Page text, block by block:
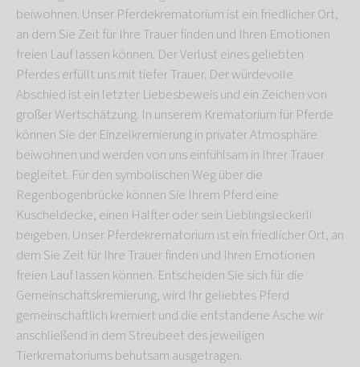
beiwohnen. Unser Pferdekrematorium ist ein friedlicher Ort,
an dem Sie Zeit für Ihre Trauer finden und Ihren Emotionen
freien Lauf lassen können. Der Verlust eines geliebten
Pferdes erfüllt uns mit tiefer Trauer. Der würdevolle
Abschied ist ein letzter Liebesbeweis und ein Zeichen von
großer Wertschätzung. In unserem Krematorium für Pferde
können Sie der Einzelkremierung in privater Atmosphäre
beiwohnen und werden von uns einfühlsam in Ihrer Trauer
begleitet. Für den symbolischen Weg über die
Regenbogenbrücke können Sie Ihrem Pferd eine
Kuscheldecke, einen Halfter oder sein Lieblingsleckerli
beigeben. Unser Pferdekrematorium ist ein friedlicher Ort, an
dem Sie Zeit für Ihre Trauer finden und Ihren Emotionen
freien Lauf lassen können. Entscheiden Sie sich für die
Gemeinschaftskremierung, wird Ihr geliebtes Pferd
gemeinschaftlich kremiert und die entstandene Asche wir
anschließend in dem Streubeet des jeweiligen
Tierkrematoriums behutsam ausgetragen.